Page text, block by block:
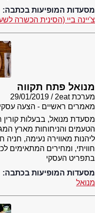
מסעדות המופיעות בכתבה:
צ'יינה ביי (הסינית הכשרה
מנואל פתח תקווה
מערכת 2eat
29/01/2019
מאמרים ראשיים - הצעה
מסעדת מנואל, בבעלות קורין
הטעמים והניחוחות מארץ
ליהנות מאווירה נעימה,
חוויתי, ומחירים המתאימים
בתפריט העסקי
מסעדות המופיעות בכתבה:
מנואל